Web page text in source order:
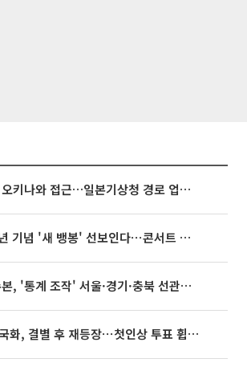
태풍 '돌핀' 오키나와 접근…일본기상청 경로 업데이트
빅뱅, 20주년 기념 '새 뱅봉' 선보인다⋯콘서트 앞두고 팝업 개최
'통계 조작' 서울·경기·충북 선관위 등 추가 압수수색
‘나솔사계’ 국화, 결별 후 재등장⋯첫인상 투표 휩쓸고 ‘인기녀’ 등극